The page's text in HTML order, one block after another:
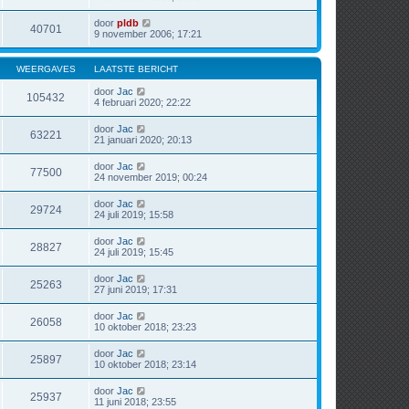
40701 door pldb
9 november 2006; 17:21
WEERGAVES LAATSTE BERICHT
105432 door Jac
4 februari 2020; 22:22
63221 door Jac
21 januari 2020; 20:13
77500 door Jac
24 november 2019; 00:24
29724 door Jac
24 juli 2019; 15:58
28827 door Jac
24 juli 2019; 15:45
25263 door Jac
27 juni 2019; 17:31
26058 door Jac
10 oktober 2018; 23:23
25897 door Jac
10 oktober 2018; 23:14
25937 door Jac
11 juni 2018; 23:55